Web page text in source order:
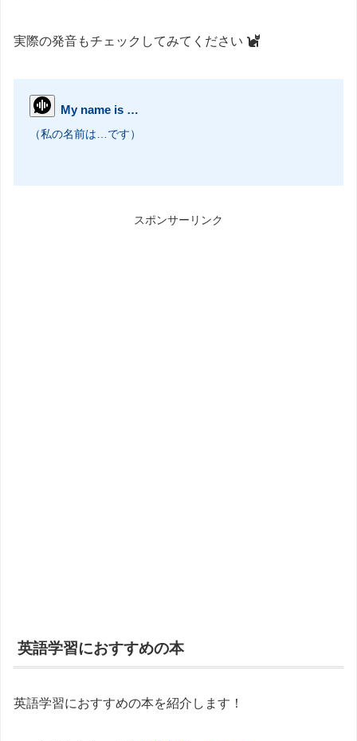
実際の発音もチェックしてみてください
My name is …
（私の名前は…です）
スポンサーリンク
英語学習におすすめの本
英語学習におすすめの本を紹介します！